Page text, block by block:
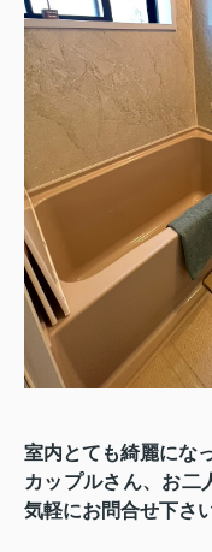
室内とても綺麗にな
カップルさん、お二
気軽にお問合せ下さい